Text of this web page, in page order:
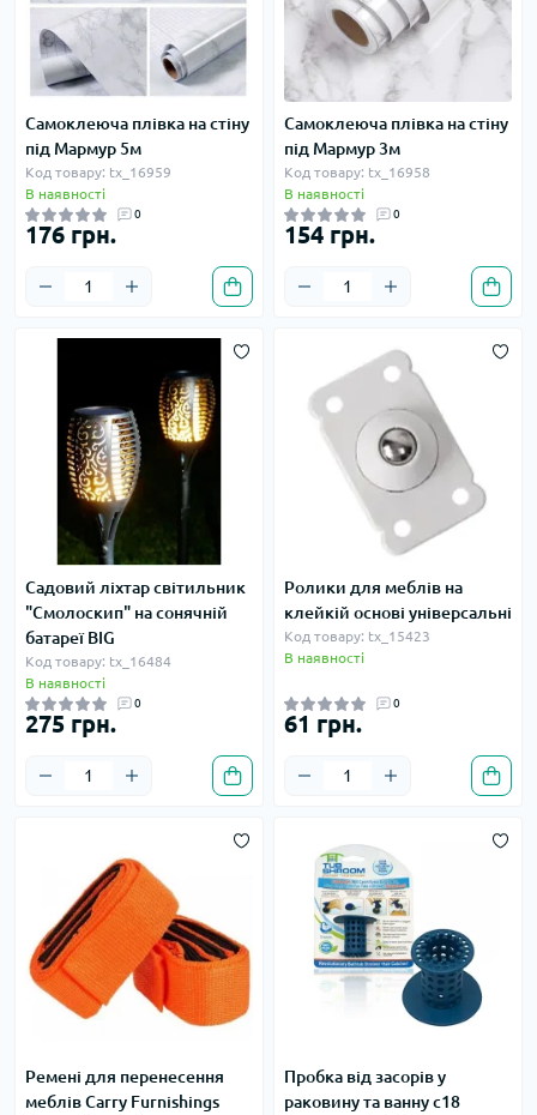
Самоклеюча плівка на стіну
під Мармур 5м
Код товару: tx_16959
В наявності
0
176 грн.
Самоклеюча плівка на стіну
під Мармур 3м
Код товару: tx_16958
В наявності
0
154 грн.
Садовий ліхтар світильник
"Смолоскип" на сонячній
батареї BIG
Код товару: tx_16484
В наявності
0
275 грн.
Ролики для меблів на
клейкій основі універсальні
Код товару: tx_15423
В наявності
0
61 грн.
Ремені для перенесення
меблів Carry Furnishings
Пробка від засорів у
раковину та ванну c18